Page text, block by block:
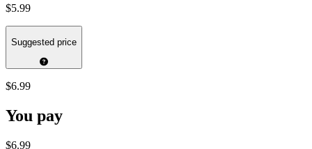
$5.99
Suggested price
$6.99
You pay
$6.99